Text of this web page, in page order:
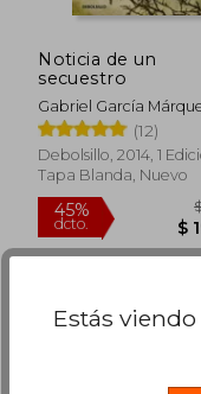
45%
dcto.
Noticia de un
secuestro
Gabriel García
(12)
Debolsillo, 2014, 1
Tapa Blanda, Nuevo
Estás viendo